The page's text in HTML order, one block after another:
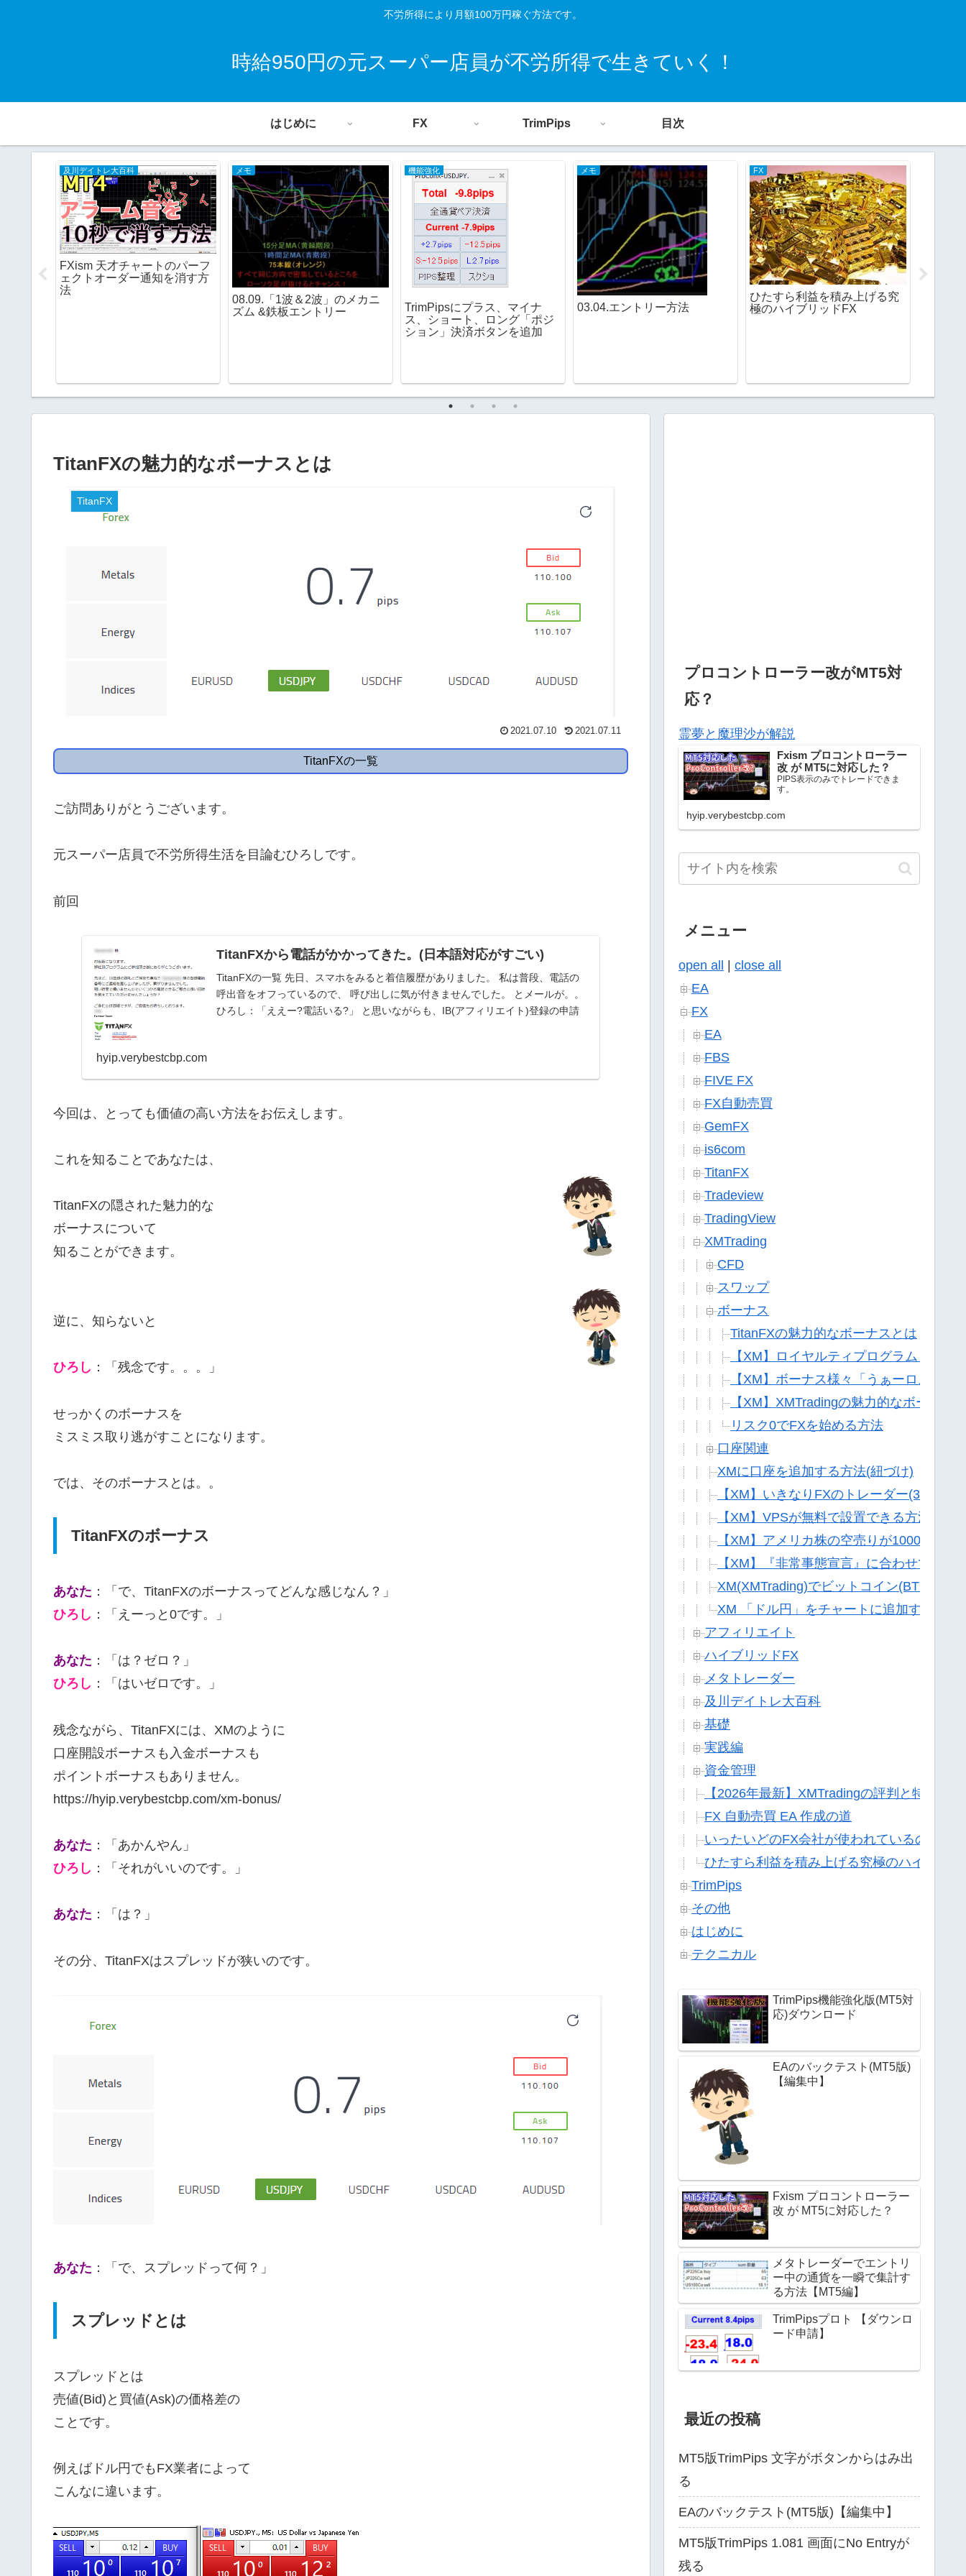
不労所得により月額100万円稼ぐ方法です。
時給950円の元スーパー店員が不労所得で生きていく！
はじめに FX TrimPips 目次
及川デイトレ大百科
FXism 天才チャートのパーフ
ェクトオーダー通知を消す方
法
メモ
08.09.「1波＆2波」のメカニ
ズム &鉄板エントリー
機能強化
TrimPipsにプラス、マイナ
ス、ショート、ロング「ポジ
ション」決済ボタンを追加
メモ
03.04.エントリー方法
FX
ひたすら利益を積み上げる究
極のハイブリッドFX
TitanFXの魅力的なボーナスとは
TitanFX
2021.07.10 2021.07.11
TitanFXの一覧
ご訪問ありがとうございます。
元スーパー店員で不労所得生活を目論むひろしです。
前回
TitanFXから電話がかかってきた。(日本語対応がすごい)
TitanFXの一覧 先日、スマホをみると着信履歴がありました。 私は普段、電話の
呼出音をオフっているので、 呼び出しに気が付きませんでした。 とメールが。。
ひろし：「ええー?電話いる?」 と思いながらも、IB(アフィリエイト)登録の申請
hyip.verybestcbp.com
今回は、とっても価値の高い方法をお伝えします。
これを知ることであなたは、
TitanFXの隠された魅力的な
ボーナスについて
知ることができます。
逆に、知らないと
ひろし ：「残念です。。。」
せっかくのボーナスを
ミスミス取り逃がすことになります。
では、そのボーナスとは。。
TitanFXのボーナス
あなた ：「で、TitanFXのボーナスってどんな感じなん？」
ひろし ：「えーっと0です。」
あなた ：「は？ゼロ？」
ひろし ：「はいゼロです。」
残念ながら、TitanFXには、XMのように
口座開設ボーナスも入金ボーナスも
ポイントボーナスもありません。
https://hyip.verybestcbp.com/xm-bonus/
あなた ：「あかんやん」
ひろし ：「それがいいのです。」
あなた ：「は？」
その分、TitanFXはスプレッドが狭いのです。
あなた ：「で、スプレッドって何？」
スプレッドとは
スプレッドとは
売値(Bid)と買値(Ask)の価格差の
ことです。
例えばドル円でもFX業者によって
こんなに違います。
プロコントローラー改がMT5対
応？
霊夢と魔理沙が解説
Fxism プロコントローラー
改 が MT5に対応した？
PIPS表示のみでトレードできま
す。
hyip.verybestcbp.com
メニュー
open all
close all
EA
FX
EA
FBS
FIVE FX
FX自動売買
GemFX
is6com
TitanFX
Tradeview
TradingView
XMTrading
CFD
スワップ
ボーナス
TitanFXの魅力的なボーナスとは
【XM】ロイヤルティプログラムとは
【XM】ボーナス様々「うぁーロスカッ
【XM】XMTradingの魅力的なボーナス
リスク0でFXを始める方法
口座関連
XMに口座を追加する方法(紐づけ)
【XM】いきなりFXのトレーダー(3分で
【XM】VPSが無料で設置できる方法
【XM】アメリカ株の空売りが1000円でで
【XM】『非常事態宣言』に合わせて日経
XM(XMTrading)でビットコイン(BTCUSD)
XM 「ドル円」をチャートに追加する
アフィリエイト
ハイブリッドFX
メタトレーダー
及川デイトレ大百科
基礎
実践編
資金管理
【2026年最新】XMTradingの評判と特徴：
FX 自動売買 EA 作成の道
いったいどのFX会社が使われているのか?
ひたすら利益を積み上げる究極のハイブリ
TrimPips
その他
はじめに
テクニカル
TrimPips機能強化版(MT5対
応)ダウンロード
EAのバックテスト(MT5版)
【編集中】
Fxism プロコントローラー
改 が MT5に対応した？
メタトレーダーでエントリ
ー中の通貨を一瞬で集計す
る方法【MT5編】
TrimPipsプロト 【ダウンロ
ード申請】
最近の投稿
MT5版TrimPips 文字がボタンからはみ出
る
EAのバックテスト(MT5版)【編集中】
MT5版TrimPips 1.081 画面にNo Entryが
残る